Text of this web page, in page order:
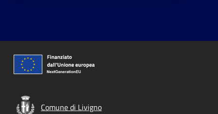
Comune di Livigno